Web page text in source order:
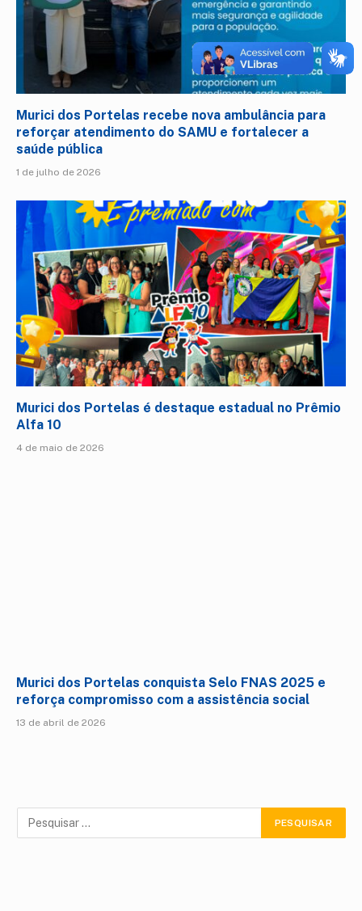
Murici dos Portelas recebe nova ambulância para
reforçar atendimento do SAMU e fortalecer a
saúde pública
1 de julho de 2026
Murici dos Portelas é destaque estadual no Prêmio
Alfa 10
4 de maio de 2026
Murici dos Portelas conquista Selo FNAS 2025 e
reforça compromisso com a assistência social
13 de abril de 2026